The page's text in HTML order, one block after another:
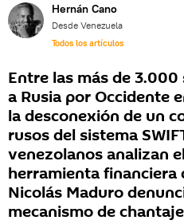
Hernán Cano
Desde Venezuela
Todos los artículos
Entre las más de
a Rusia por Occidente
la desconexión de un
rusos del sistema
venezolanos analizan
herramienta financiera
Nicolás Maduro
mecanismo de